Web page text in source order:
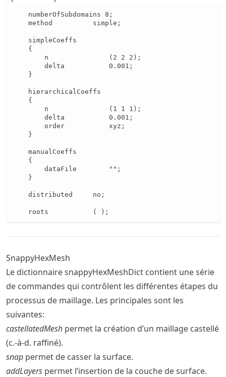
    numberOfSubdomains 8;
    method          simple;
    simpleCoeffs
    {
        n               (2 2 2);
        delta           0.001;
    }
    hierarchicalCoeffs
    {
        n               (1 1 1);
        delta           0.001;
        order           xyz;
    }
    manualCoeffs
    {
        dataFile        "";
    }
    distributed     no;
    roots           ( );
SnappyHexMesh
Le dictionnaire snappyHexMeshDict contient une série
de commandes qui contrôlent les différentes étapes du
processus de maillage. Les principales sont les
suivantes:
castellatedMesh permet la création d’un maillage castellé
(c.-à-d. raffiné).
snap permet de casser la surface.
addLayers permet l’insertion de la couche de surface.